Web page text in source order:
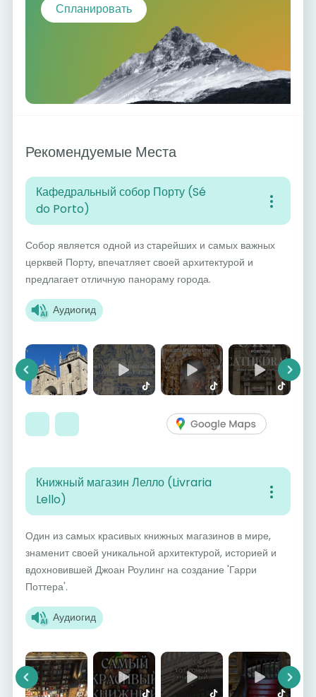
Спланировать
Рекомендуемые Места
Кафедральный собор Порту (Sé
do Porto)
Собор является одной из старейших и самых важных
церквей Порту, впечатляет своей архитектурой и
предлагает отличную панораму города.
Аудиогид
Previous Next
Книжный магазин Лелло (Livraria
Lello)
Один из самых красивых книжных магазинов в мире,
знаменит своей уникальной архитектурой, историей и
вдохновившей Джоан Роулинг на создание 'Гарри
Поттера'.
Аудиогид
Previous Next